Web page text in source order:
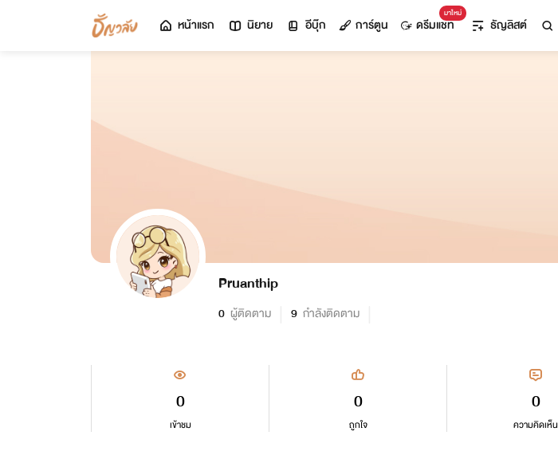
หน้าแรก นิยาย อีบุ๊ก การ์ตูน
มาใหม่
ดรีมแชท ธัญลิสต์
Pruanthip
0 ผู้ติดตาม 9 กำลังติดตาม
0
เข้าชม
0
ถูกใจ
0
ความคิดเห็น